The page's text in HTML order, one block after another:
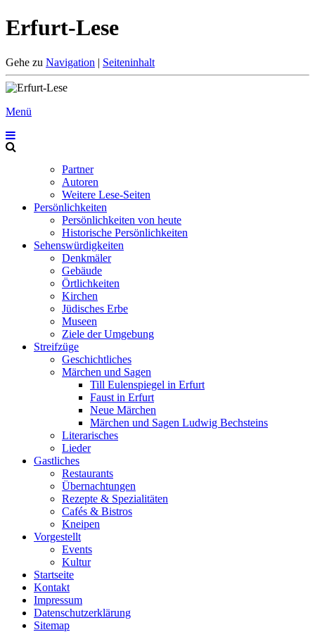
Erfurt-Lese
Gehe zu Navigation | Seiteninhalt
Menü
Partner
Autoren
Weitere Lese-Seiten
Persönlichkeiten
Persönlichkeiten von heute
Historische Persönlichkeiten
Sehenswürdigkeiten
Denkmäler
Gebäude
Örtlichkeiten
Kirchen
Jüdisches Erbe
Museen
Ziele der Umgebung
Streifzüge
Geschichtliches
Märchen und Sagen
Till Eulenspiegel in Erfurt
Faust in Erfurt
Neue Märchen
Märchen und Sagen Ludwig Bechsteins
Literarisches
Lieder
Gastliches
Restaurants
Übernachtungen
Rezepte & Spezialitäten
Cafés & Bistros
Kneipen
Vorgestellt
Events
Kultur
Startseite
Kontakt
Impressum
Datenschutz­erklärung
Sitemap